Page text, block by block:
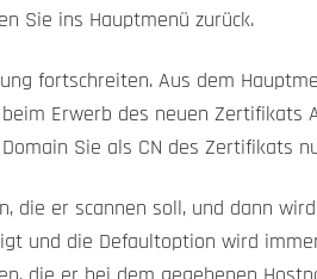
Sie ins Hauptmenü zurück.
fortschreiten. Aus dem
Erwerb des neuen Zertifikats
Sie als CN des Zertifikats
die er scannen soll, und dann
und die Defaultoption wird